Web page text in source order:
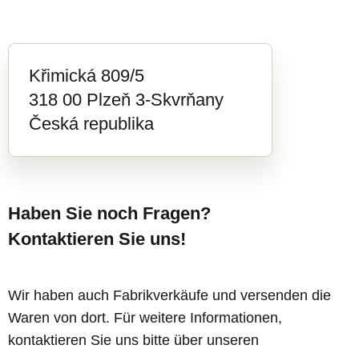
Křimická 809/5
318 00 Plzeň 3-Skvrňany
Česká republika
Haben Sie noch Fragen?
Kontaktieren Sie uns!
Wir haben auch Fabrikverkäufe und versenden die
Waren von dort. Für weitere Informationen,
kontaktieren Sie uns bitte über unseren